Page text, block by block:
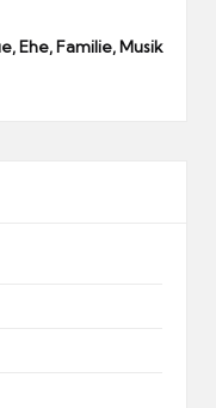
Ehe, Familie, Musik